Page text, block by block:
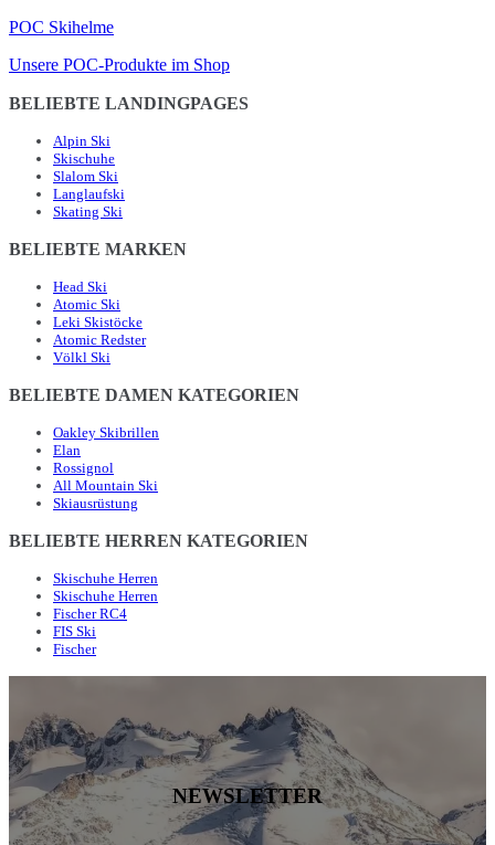
POC Skihelme
Unsere POC-Produkte im Shop
BELIEBTE LANDINGPAGES
Alpin Ski
Skischuhe
Slalom Ski
Langlaufski
Skating Ski
BELIEBTE MARKEN
Head Ski
Atomic Ski
Leki Skistöcke
Atomic Redster
Völkl Ski
BELIEBTE DAMEN KATEGORIEN
Oakley Skibrillen
Elan
Rossignol
All Mountain Ski
Skiausrüstung
BELIEBTE HERREN KATEGORIEN
Skischuhe Herren
Skischuhe Herren
Fischer RC4
FIS Ski
Fischer
NEWSLETTER